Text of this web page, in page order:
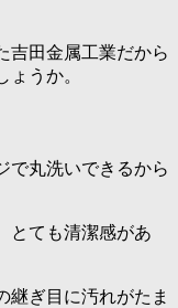
吉田金属工業だから
うか。
で丸洗いできるから
とても清潔感があ
継ぎ目に汚れがたま